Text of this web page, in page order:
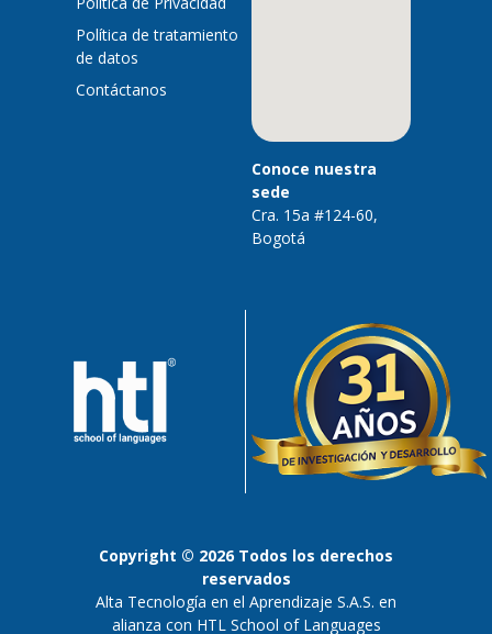
Política de tratamiento
de datos
Contáctanos
Conoce nuestra
sede
Cra. 15a #124-60,
Bogotá
Copyright © 2026 Todos los derechos
reservados
Alta Tecnología en el Aprendizaje S.A.S. en
alianza con HTL School of Languages